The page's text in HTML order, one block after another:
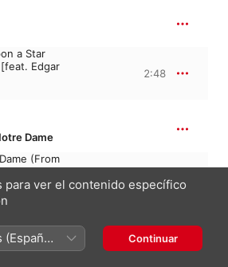
a Star
Edgar
2:48
Dame
(From
Notre
4:40
sirenita”
para ver el contenido específico
(Español
Continuar